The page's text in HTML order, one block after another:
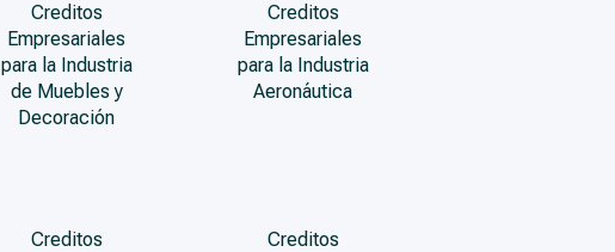
Creditos
Empresariales
para la Industria
de Muebles y
Decoración
Creditos
Empresariales
para la Industria
Aeronáutica
Creditos
Creditos